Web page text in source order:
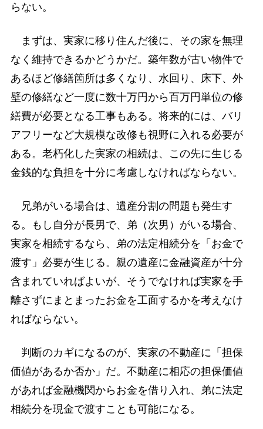
らない。
まずは、実家に移り住んだ後に、その家を無理
なく維持できるかどうかだ。築年数が古い物件で
あるほど修繕箇所は多くなり、水回り、床下、外
壁の修繕など一度に数十万円から百万円単位の修
繕費が必要となる工事もある。将来的には、バリ
アフリーなど大規模な改修も視野に入れる必要が
ある。老朽化した実家の相続は、この先に生じる
金銭的な負担を十分に考慮しなければならない。
兄弟がいる場合は、遺産分割の問題も発生す
る。もし自分が長男で、弟（次男）がいる場合、
実家を相続するなら、弟の法定相続分を「お金で
渡す」必要が生じる。親の遺産に金融資産が十分
含まれていればよいが、そうでなければ実家を手
離さずにまとまったお金を工面するかを考えなけ
ればならない。
判断のカギになるのが、実家の不動産に「担保
価値があるか否か」だ。不動産に相応の担保価値
があれば金融機関からお金を借り入れ、弟に法定
相続分を現金で渡すことも可能になる。